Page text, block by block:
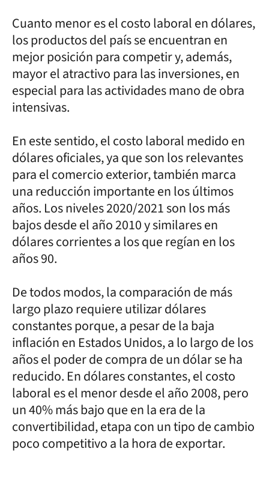
Cuanto menor es el costo laboral en dólares,
los productos del país se encuentran en
mejor posición para competir y, además,
mayor el atractivo para las inversiones, en
especial para las actividades mano de obra
intensivas.
En este sentido, el costo laboral medido en
dólares oficiales, ya que son los relevantes
para el comercio exterior, también marca
una reducción importante en los últimos
años. Los niveles 2020/2021 son los más
bajos desde el año 2010 y similares en
dólares corrientes a los que regían en los
años 90.
De todos modos, la comparación de más
largo plazo requiere utilizar dólares
constantes porque, a pesar de la baja
inflación en Estados Unidos, a lo largo de los
años el poder de compra de un dólar se ha
reducido. En dólares constantes, el costo
laboral es el menor desde el año 2008, pero
un 40% más bajo que en la era de la
convertibilidad, etapa con un tipo de cambio
poco competitivo a la hora de exportar.